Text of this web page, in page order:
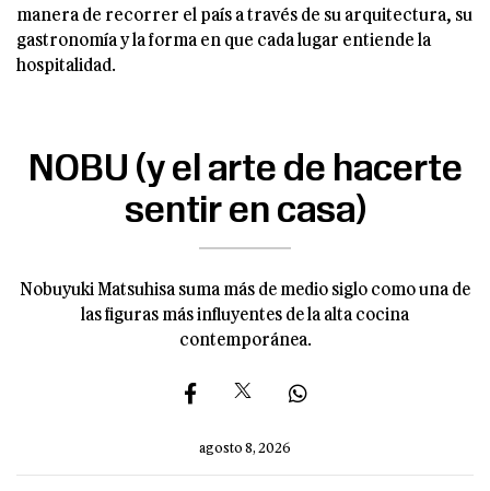
manera de recorrer el país a través de su arquitectura, su
gastronomía y la forma en que cada lugar entiende la
hospitalidad.
NOBU (y el arte de hacerte
sentir en casa)
Nobuyuki Matsuhisa suma más de medio siglo como una de
las figuras más influyentes de la alta cocina
contemporánea.
agosto 8, 2026